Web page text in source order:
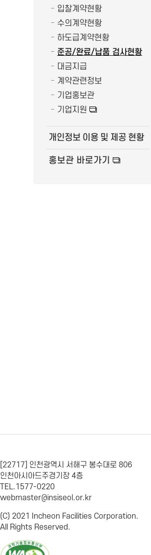
입찰계약현황
수의계약현황
하도급계약현황
준공/완료/납품 검사현황
대금지급
계약관련정보
기업홍보관
기업지원
개인정보 이용 및 제공 현황
홍보관 바로가기
[22717] 인천광역시 서해구 봉수대로 806
인천아시아드주경기장 4층
TEL.1577-0220
webmaster@insiseol.or.kr
(C) 2021 Incheon Facilities Corporation.
All Rights Reserved.